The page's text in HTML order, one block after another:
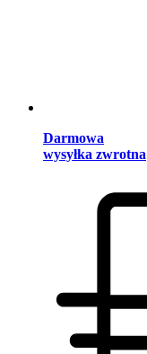
Darmowa
wysyłka zwrotna